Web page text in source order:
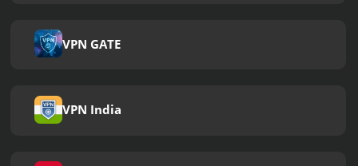
VPN GATE
VPN India